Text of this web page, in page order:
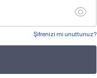
Şifrenizi mi unuttunuz?